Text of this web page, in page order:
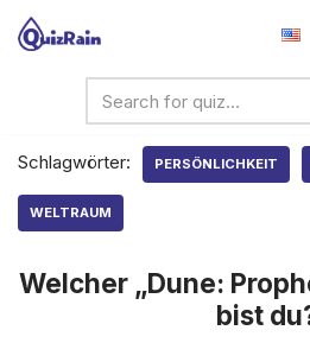
springen
Schlagwörter:
PERSÖNLICHKEIT
WELTRAUM
Welcher „Dune:
bist